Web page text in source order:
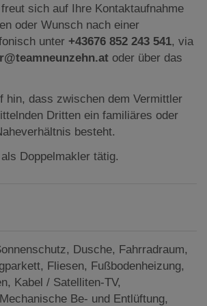
freut sich auf Ihre Kontaktaufnahme
oder Wunsch nach einer
unter +43676 852 243 541, via
oder über das
hin, dass zwischen dem Vermittler
Dritten ein familiäres oder
besteht.
Doppelmakler tätig.
Dusche Fahrradraum
Fliesen Fußbodenheizung
Kabel / Satelliten-TV
Mechanische Be- und Entlüftung